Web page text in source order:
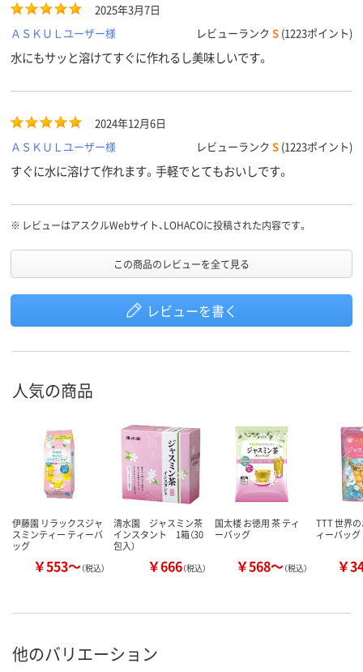
2025年3月7日
ＡＳＫＵＬユーザー様
レビューランク S (1223ポイント)
水にもサッと溶けてすぐに作れるし美味しいです。
2024年12月6日
ＡＳＫＵＬユーザー様
レビューランク S (1223ポイント)
すぐに水に溶けて作れます。手軽でとてもおいしです。
※ レビューはアスクルWebサイト、LOHACOに投稿された内容です。
この商品のレビューを全て見る
レビューを書く
人気の商品
伊藤園 リラックスジャ
スミンティー ティーバ
ッグ
￥553～（税込）
清水園 ジャスミン茶
インスタント 1箱（30
包入）
￥666（税込）
国太楼 お徳用 茶 ティ
ーバッグ
￥568～（税込）
TTT 世界
ィーバッグ
￥
他のバリエーション